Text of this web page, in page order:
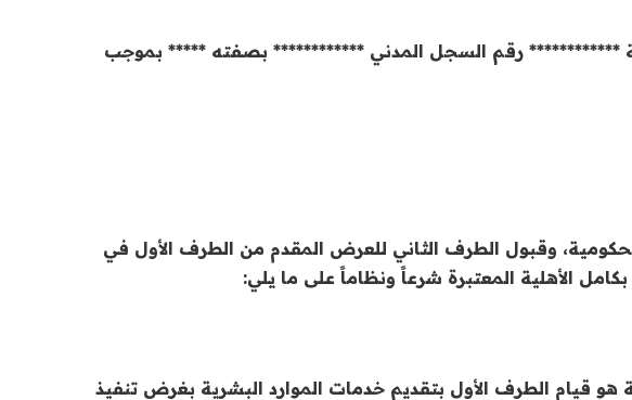
************ رقم السجل المدني ************ بصفته ***** بموجب
وقبول الطرف الثاني للعرض المقدم من الطرف الأول في
الأهلية المعتبرة شرعاً ونظاماً على ما يلي:
هو قيام الطرف الأول بتقديم خدمات الموارد البشرية بغرض تنفيذ